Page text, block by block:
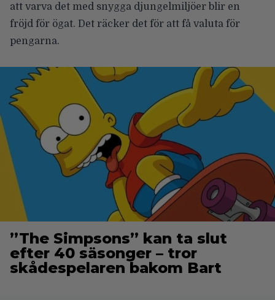
att varva det med snygga djungelmiljöer blir en
fröjd för ögat. Det räcker det för att få valuta för
pengarna.
”The Simpsons” kan ta slut
efter 40 säsonger – tror
skådespelaren bakom Bart